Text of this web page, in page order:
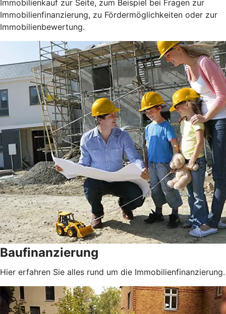
Immobilienkauf zur Seite, zum Beispiel bei Fragen zur
Immobilienfinanzierung, zu Fördermöglichkeiten oder zur
Immobilienbewertung.
Baufinanzierung
Hier erfahren Sie alles rund um die Immobilienfinanzierung.